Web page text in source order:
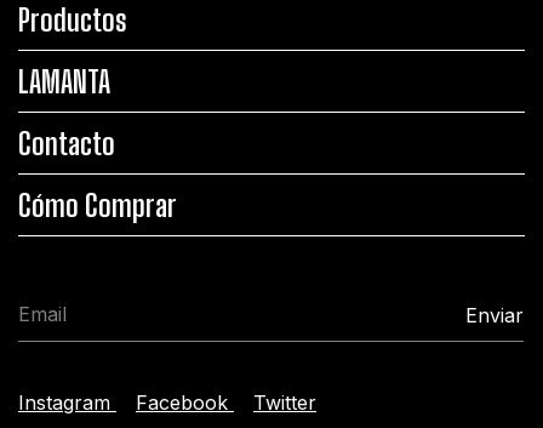
Productos
LAMANTA
Contacto
Cómo Comprar
Instagram Facebook Twitter